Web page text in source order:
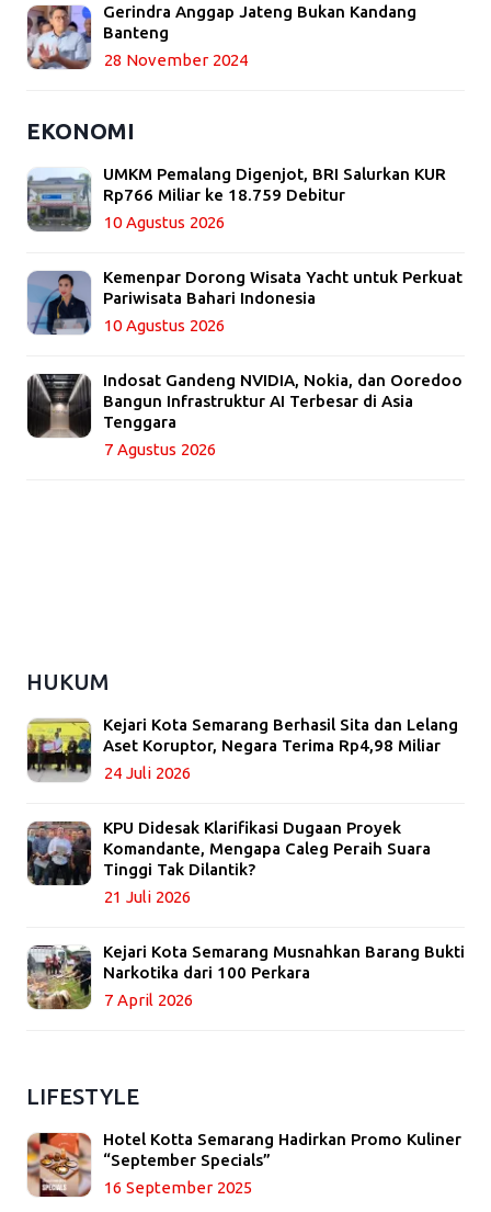
Gerindra Anggap Jateng Bukan Kandang
Banteng
28 November 2024
EKONOMI
UMKM Pemalang Digenjot, BRI Salurkan KUR
Rp766 Miliar ke 18.759 Debitur
10 Agustus 2026
Kemenpar Dorong Wisata Yacht untuk Perkuat
Pariwisata Bahari Indonesia
10 Agustus 2026
Indosat Gandeng NVIDIA, Nokia, dan Ooredoo
Bangun Infrastruktur AI Terbesar di Asia
Tenggara
7 Agustus 2026
HUKUM
Kejari Kota Semarang Berhasil Sita dan Lelang
Aset Koruptor, Negara Terima Rp4,98 Miliar
24 Juli 2026
KPU Didesak Klarifikasi Dugaan Proyek
Komandante, Mengapa Caleg Peraih Suara
Tinggi Tak Dilantik?
21 Juli 2026
Kejari Kota Semarang Musnahkan Barang Bukti
Narkotika dari 100 Perkara
7 April 2026
LIFESTYLE
Hotel Kotta Semarang Hadirkan Promo Kuliner
“September Specials”
16 September 2025